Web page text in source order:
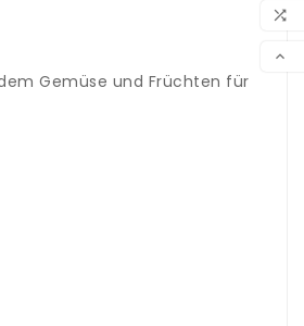


Gemüse und Früchten für